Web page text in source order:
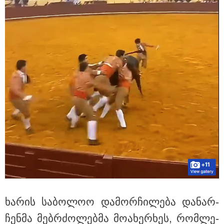
18:21 / 07-08-2026
"ვიდეოს ნახვა ჩემთვის იყო სიკვდილი - ისეთი ხმა
აქვს, თითქოს ეხვეწება, ცუდად არის" - 12 წლის წინ
გაუჩინარებული ბიჭის დედა გავრცელებულ ვიდეოზე
პირველ კომენტარს აკეთებს
ხა­რის სა­ბო­ლოო და­მორ­ჩი­ლე­ბა და­ნარ­
ჩენ­მა მებ­რძო­ლებ­მა მო­ა­ხერ­ხეს, რომ­ლე­